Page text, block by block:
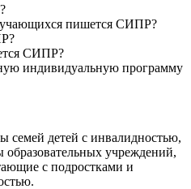
пишется СИПР?
СИПР?
индивидуальную программу
семей детей с инвалидностью,
образовательных учреждений,
с подростками и